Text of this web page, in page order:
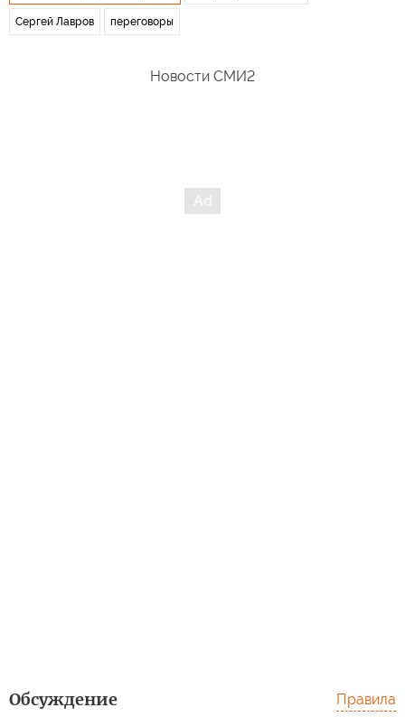
Сергей Лавров переговоры
Новости СМИ2
Обсуждение Правила